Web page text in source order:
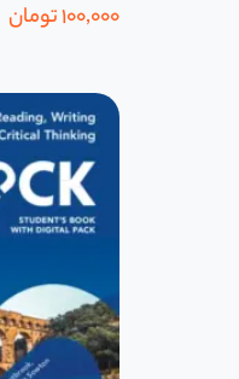
100,000تومان